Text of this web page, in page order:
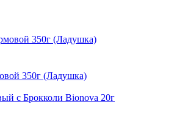
350г (Ладушка)